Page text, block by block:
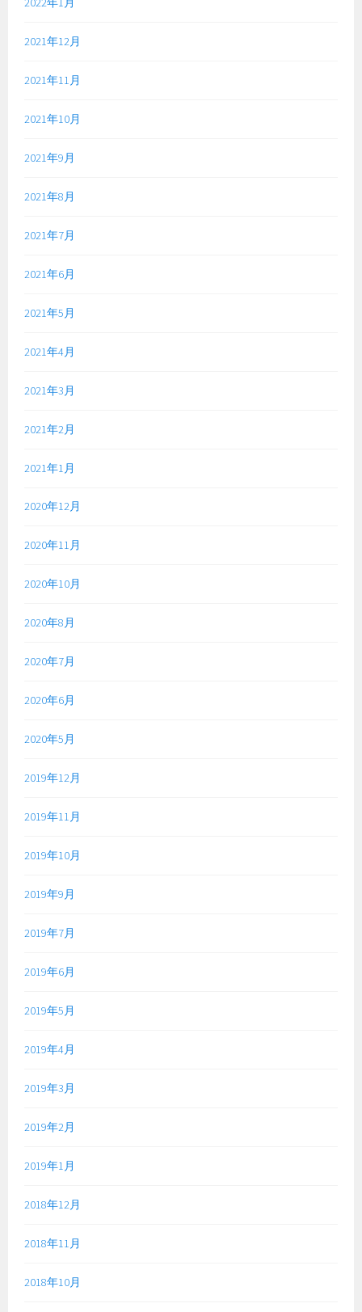
2021年12月
2021年11月
2021年10月
2021年9月
2021年8月
2021年7月
2021年6月
2021年5月
2021年4月
2021年3月
2021年2月
2021年1月
2020年12月
2020年11月
2020年10月
2020年8月
2020年7月
2020年6月
2020年5月
2019年12月
2019年11月
2019年10月
2019年9月
2019年7月
2019年6月
2019年5月
2019年4月
2019年3月
2019年2月
2019年1月
2018年12月
2018年11月
2018年10月